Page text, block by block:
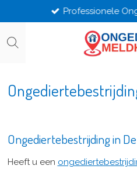
direct
naar
Professionele
Ongediertebestrijding in
Heeft u een